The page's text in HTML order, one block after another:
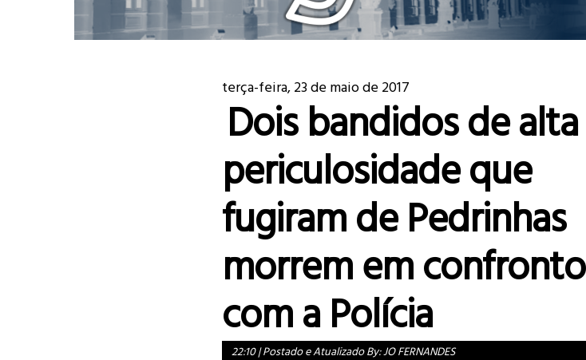
terça-feira, 23 de maio de 2017
Dois bandidos de alta
periculosidade que
fugiram de Pedrinhas
morrem em confronto
com a Polícia
22:10|Postado e Atualizado By:JO FERNANDES